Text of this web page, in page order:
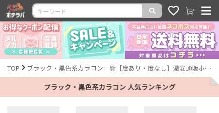
TOP ブラック・黒色系カラコン一覧［度あり・度なし］激安通販ホテラバ
ブラック・黒色系カラコン 人気ランキング